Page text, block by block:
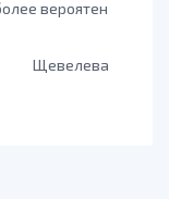
вероятен
Щевелева